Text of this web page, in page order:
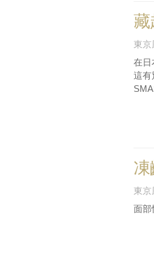
藏
東京
在日
這有
凍
東京
面部